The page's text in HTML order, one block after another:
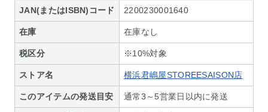
JAN(またはISBN)コード 2200230001640
在庫 在庫なし
税区分 ※10%対象
ストア名 横浜君嶋屋STOREESAISON店
このアイテムの発送目安 通常3～5営業日以内に発送